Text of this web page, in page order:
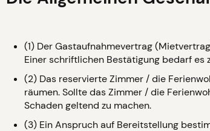
(1) Der Gastaufnahmevertrag
Einer schriftlichen Bestätigung bedarf
(2) Das reservierte Zimmer / die
räumen. Sollte das Zimmer / die
Schaden geltend zu machen.
(3) Ein Anspruch auf Bereitstellung